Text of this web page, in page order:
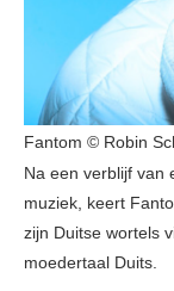
Fantom © Robin
Na een verblijf van
muziek, keert
zijn Duitse wortels
moedertaal Duits.